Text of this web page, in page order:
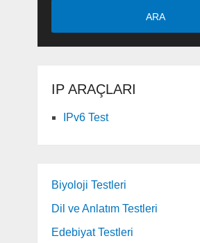
ARA
IP ARAÇLARI
IPv6 Test
Biyoloji Testleri
Dil ve Anlatım Testleri
Edebiyat Testleri